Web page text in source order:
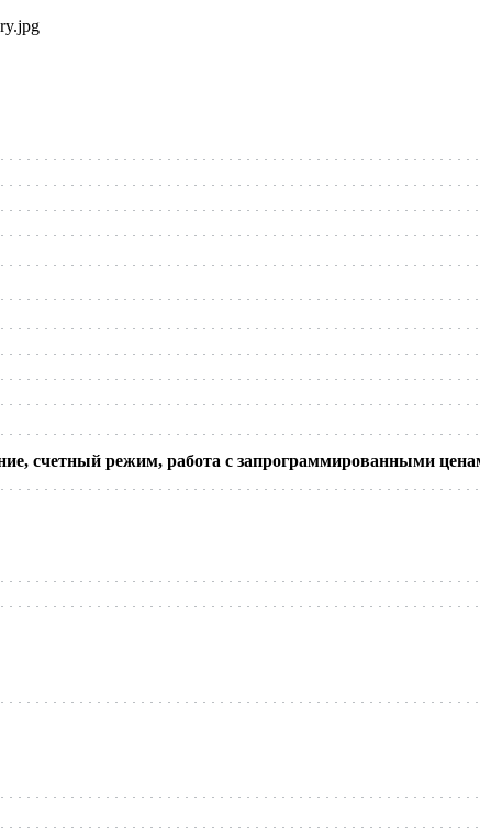
счетный режим, работа с запрограммированными